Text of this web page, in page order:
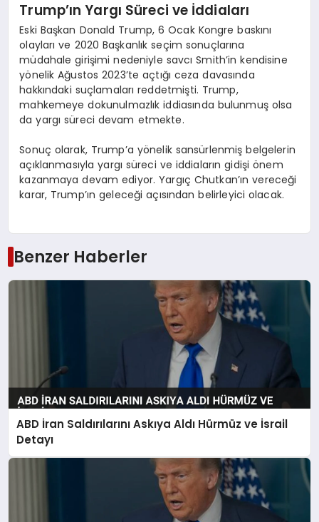
Trump’ın Yargı Süreci ve İddiaları
Eski Başkan Donald Trump, 6 Ocak Kongre baskını
olayları ve 2020 Başkanlık seçim sonuçlarına
müdahale girişimi nedeniyle savcı Smith’in kendisine
yönelik Ağustos 2023’te açtığı ceza davasında
hakkındaki suçlamaları reddetmişti. Trump,
mahkemeye dokunulmazlık iddiasında bulunmuş olsa
da yargı süreci devam etmekte.
Sonuç olarak, Trump’a yönelik sansürlenmiş belgelerin
açıklanmasıyla yargı süreci ve iddiaların gidişi önem
kazanmaya devam ediyor. Yargıç Chutkan’ın vereceği
karar, Trump’ın geleceği açısından belirleyici olacak.
Benzer Haberler
ABD İran Saldırılarını Askıya Aldı Hürmüz ve İsrail
Detayı